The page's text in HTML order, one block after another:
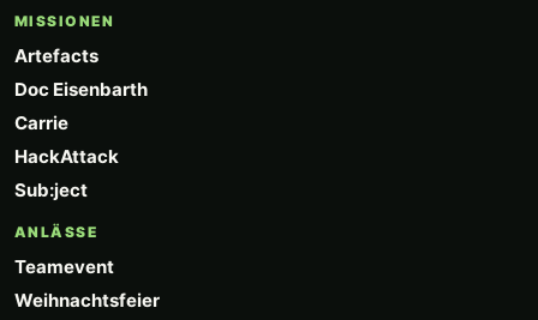
MISSIONEN
Artefacts
Doc Eisenbarth
Carrie
HackAttack
Sub:ject
ANLÄSSE
Teamevent
Weihnachtsfeier